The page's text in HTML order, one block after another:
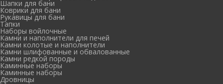
Шапки для бани
Коврики для бани
Рукавицы для бани
Тапки
Наборы войлочные
Камни и наполнители для печей
Камни колотые и наполнители
Камни шлифованные и обвалованные
Камни редкой породы
Каминные наборы
Каминные наборы
Дровницы